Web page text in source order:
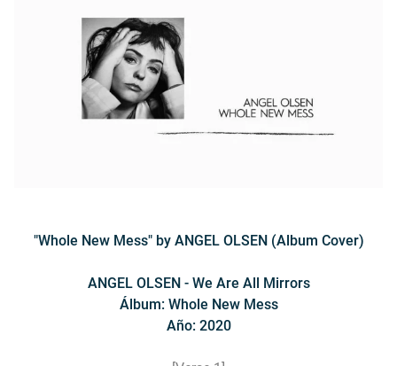
"Whole New Mess" by ANGEL OLSEN (Album Cover)
ANGEL OLSEN - We Are All Mirrors
Álbum: Whole New Mess
Año: 2020